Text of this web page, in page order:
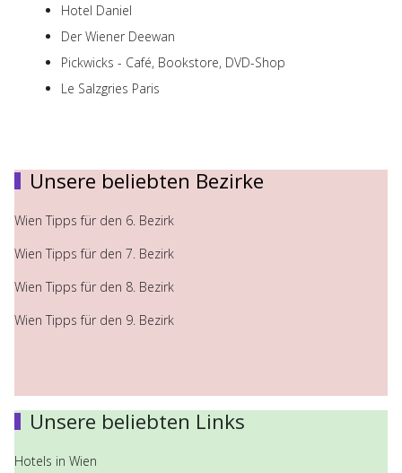
Hotel Daniel
Der Wiener Deewan
Pickwicks - Café, Bookstore, DVD-Shop
Le Salzgries Paris
Unsere beliebten Bezirke
Wien Tipps für den 6. Bezirk
Wien Tipps für den 7. Bezirk
Wien Tipps für den 8. Bezirk
Wien Tipps für den 9. Bezirk
Unsere beliebten Links
Hotels in Wien